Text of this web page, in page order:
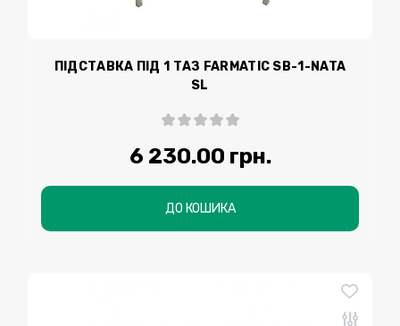
ПІДСТАВКА ПІД 1 ТАЗ FARMATIC SВ-1-NATA
SL
6 230.00 грн.
ДО КОШИКА